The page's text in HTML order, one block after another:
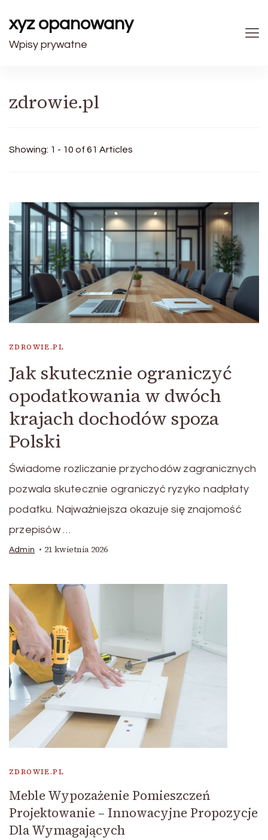
xyz opanowany
Wpisy prywatne
zdrowie.pl
Showing: 1 - 10 of 61 Articles
ZDROWIE.PL
Jak skutecznie ograniczyć
opodatkowania w dwóch
krajach dochodów spoza
Polski
Świadome rozliczanie przychodów zagranicznych
pozwala skutecznie ograniczyć ryzyko nadpłaty
podatku. Najważniejsza okazuje się znajomość
przepisów …
Admin 21 kwietnia 2026
ZDROWIE.PL
Meble Wypozażenie Pomieszczeń
Projektowanie – Innowacyjne Propozycje
Dla Wymagających